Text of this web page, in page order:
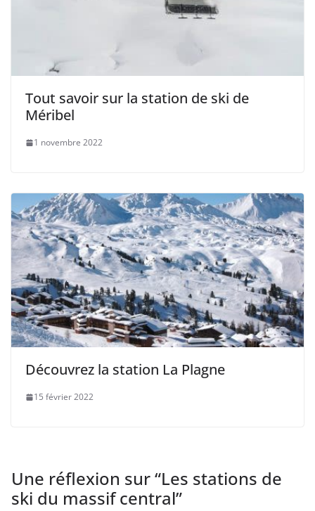
Tout savoir sur la station de ski de
Méribel
1 novembre 2022
Découvrez la station La Plagne
15 février 2022
Une réflexion sur “Les stations de
ski du massif central”